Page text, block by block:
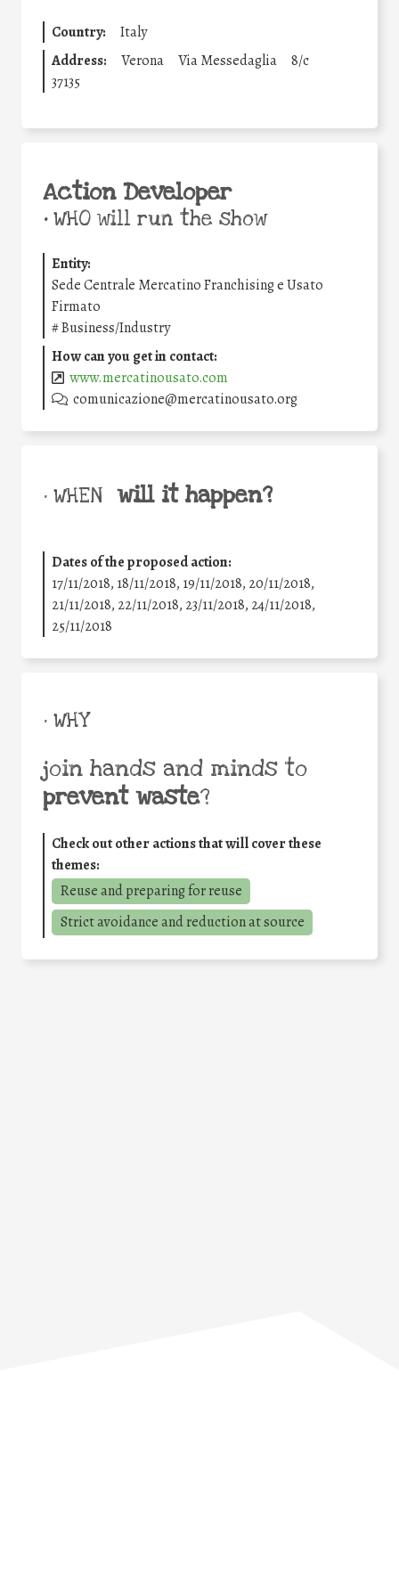
Country:
Italy
Address:
Verona Via Messedaglia
8/c
37135
Action Developer
•WHO will run the show
Entity:
Sede Centrale Mercatino Franchising e Usato
Firmato
#Business/Industry
How can you get in contact:
www.mercatinousato.com
comunicazione@mercatinousato.org
• WHEN will it happen?
Dates of the proposed action:
17/11/2018, 18/11/2018, 19/11/2018, 20/11/2018,
21/11/2018, 22/11/2018, 23/11/2018, 24/11/2018,
25/11/2018
• WHY
join hands and minds to
prevent waste?
Check out other actions that will cover these
themes:
Reuse and preparing for reuse
Strict avoidance and reduction at source